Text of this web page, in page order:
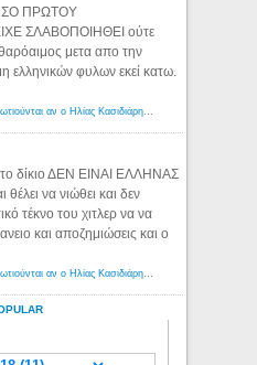
ΠΡΩΤΟΥ
ΣΛΑΒΟΠΟΙΗΘΕΙ ούτε
μετα απο την
ελληνικών φυλων εκεί κατω.
Αμερικανοί ρατσιστές αναρωτιούνται αν ο Ηλίας Κασιδιάρης ανήκει στη λευκή φυλή... - Λόγιος Ερμής
δίκιο ΔΕΝ ΕΙΝΑΙ ΕΛΛΗΝΑΣ
να νιώθει και δεν
τέκνο του χιτλερ να να
και αποζημιώσεις και ο
Αμερικανοί ρατσιστές αναρωτιούνται αν ο Ηλίας Κασιδιάρης ανήκει στη λευκή φυλή... - Λόγιος Ερμής